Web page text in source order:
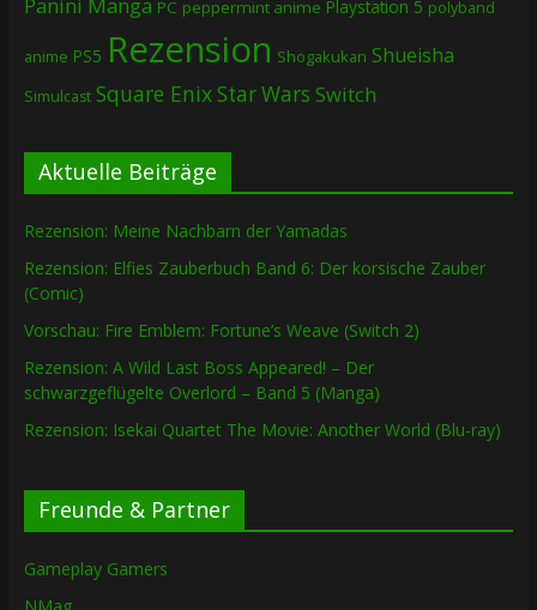
PC peppermint anime Playstation 5 polyband
anime PS5 Rezension Shogakukan Shueisha
Simulcast Square EnixStar Wars Switch
Aktuelle Beiträge
Rezension: Meine Nachbarn der Yamadas
Rezension: Elfies Zauberbuch Band 6: Der korsische Zauber
(Comic)
Vorschau: Fire Emblem: Fortune’s Weave (Switch 2)
Rezension: A Wild Last Boss Appeared! – Der
schwarzgeflügelte Overlord – Band 5 (Manga)
Rezension: Isekai Quartet The Movie: Another World (Blu-ray)
Freunde & Partner
Gameplay Gamers